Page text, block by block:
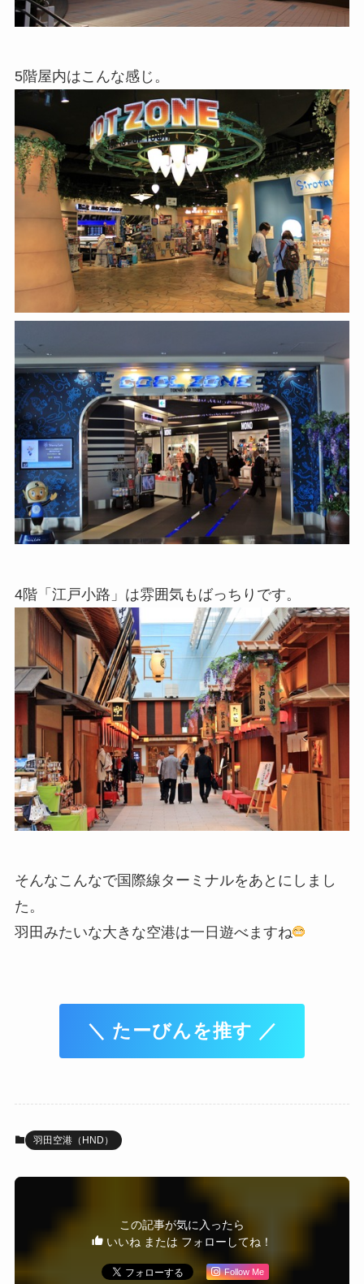
5階屋内はこんな感じ。
4階「江戸小路」は雰囲気もばっちりです。
そんなこんなで国際線ターミナルをあとにしまし
た。
羽田みたいな大きな空港は一日遊べますね
＼ たーびんを推す ／
羽田空港（HND）
この記事が気に入ったら
いいね または フォローしてね！
Follow Me